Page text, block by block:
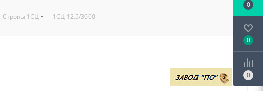
Стропы 1СЦ - 1СЦ 12.5/3000
0
0
0